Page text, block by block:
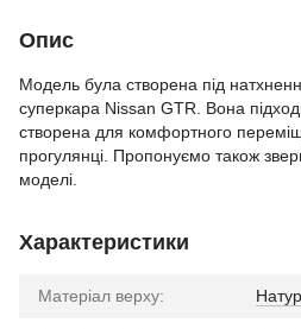
Опис
Модель була створена під
суперкара Nissan GTR. Вона
створена для комфортного
прогулянці. Пропонуємо також
моделі.
Характеристики
Матеріал верху: